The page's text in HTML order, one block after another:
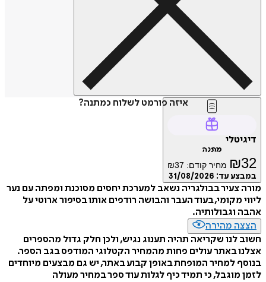
איזה פורמט לשלוח כמתנה?
דיגיטלי
מתנה
₪32 מחיר קודם: ₪37
במבצע עד: 31/08/2026
מורה צעיר בבולגריה נשאב למערכת יחסים מסוכנת ומפתה עם נער
ליווי מקומי, בעוד העבר והבושה רודפים אותו בסיפור ארוטי על
אהבה וגבולותיה.
הצצה מהירה
חשוב לנו שקריאה תהיה תענוג נגיש, ולכן חלק גדול מהספרים
אצלנו באתר עולים פחות מהמחיר הקטלוגי המודפס בגב הספר.
בנוסף למחיר המופחת באופן קבוע באתר, יש גם מבצעים מיוחדים
לזמן מוגבל, כי תמיד כיף לגלות עוד ספר במחיר מעולה